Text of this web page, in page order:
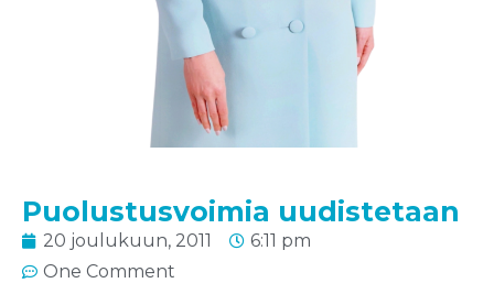
Puolustusvoimia uudistetaan
20 joulukuun, 2011
6:11 pm
One Comment